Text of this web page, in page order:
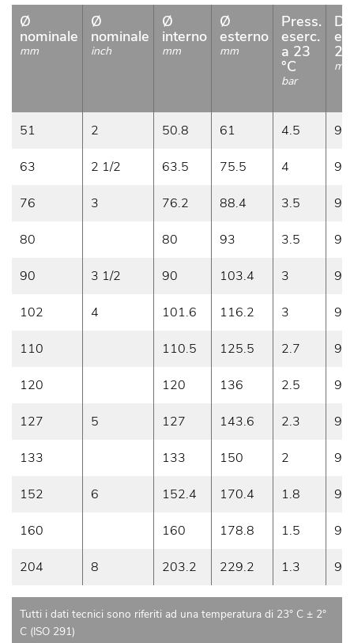
Ø
nominale
mm
Ø
nominale
inch
Ø
interno
mm
Ø
esterno
mm
Press.
eserc.
a 23
°C
bar
23
m/
51 2 50.8 61 4.5 9
63 2 1/2 63.5 75.5 4 9
76 3 76.2 88.4 3.5 9
80 80 93 3.5 9
90 3 1/2 90 103.4 3 9
102 4 101.6 116.2 3 9
110 110.5 125.5 2.7 9
120 120 136 2.5 9
127 5 127 143.6 2.3 9
133 133 150 2 9
152 6 152.4 170.4 1.8 9
160 160 178.8 1.5 9
204 8 203.2 229.2 1.3 9
Tutti i dati tecnici sono riferiti ad una temperatura di 23° C ± 2°
C (ISO 291)